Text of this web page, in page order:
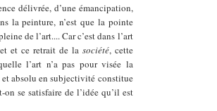
délivrée, d’une émancipation,
la peinture, n’est que la pointe
de l’art.... Car c’est dans l’art
et ce retrait de la société, cette
l’art n’a pas pour visée la
absolu en subjectivité constitue
se satisfaire de l’idée qu’il est